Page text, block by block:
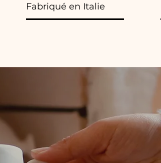
Fabriqué en Italie